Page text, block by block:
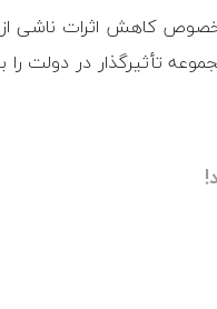
کاهش اثرات ناشی
تأثیرگذار در دولت